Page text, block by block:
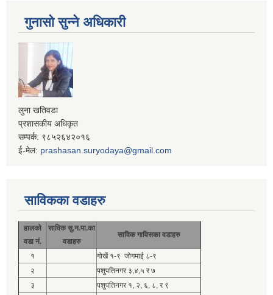
गुनासो सुन्ने अधिकारी
लुना खतिवडा
प्रशासकीय अधिकृत
सम्पर्क: ९८५२६४२०१६
ई-मेल: prashasan.suryodaya@gmail.com
साविकका वडाहरु
हालको
वडा नं.
साविक सु.न.पा.का
वडाहरु
साविक गाविसका वडाहरु
१
गोर्खे १-९ जोगमाई ८-९
२
पशुपतिनगर ३,४,५ र ७
३
पशुपतिनगर १, २, ६, ८, र ९